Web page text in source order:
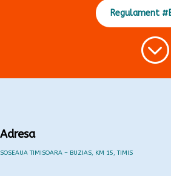
Regulament
;
Adresa
SOSEAUA TIMISOARA – BUZIAS, KM 15, TIMIS